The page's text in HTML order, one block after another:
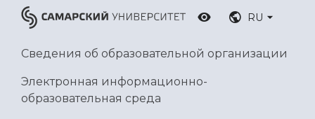
RU
Сведения об образовательной организации
Электронная информационно-
образовательная среда